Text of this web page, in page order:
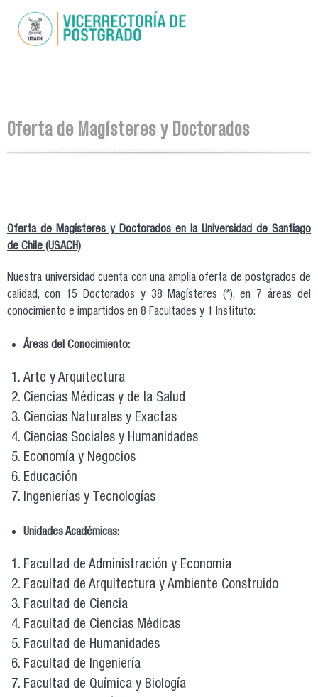
contenido
Se encuentra usted aquí
Oferta de Magísteres y Doctorados
Oferta de Magísteres y Doctorados en la Universidad de Santiago
de Chile (USACH)
Nuestra universidad cuenta con una amplia oferta de postgrados de
calidad, con 15 Doctorados y 38 Magísteres (*), en 7 áreas del
conocimiento e impartidos en 8 Facultades y 1 Instituto:
Áreas del Conocimiento:
Arte y Arquitectura
Ciencias Médicas y de la Salud
Ciencias Naturales y Exactas
Ciencias Sociales y Humanidades
Economía y Negocios
Educación
Ingenierías y Tecnologías
Unidades Académicas:
Facultad de Administración y Economía
Facultad de Arquitectura y Ambiente Construido
Facultad de Ciencia
Facultad de Ciencias Médicas
Facultad de Humanidades
Facultad de Ingeniería
Facultad de Química y Biología